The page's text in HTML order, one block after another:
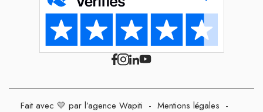
Fait avec 💛 par l’agence Wapiti - Mentions légales -